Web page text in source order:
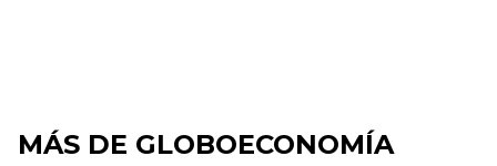
MÁS DE GLOBOECONOMÍA